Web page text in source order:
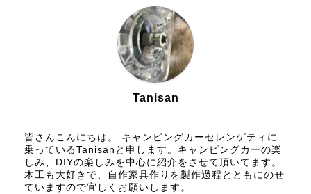
Tanisan
皆さんこんにちは。 キャンピングカーセレンゲティに
乗っているTanisanと申します。キャンピングカーの楽
しみ、DIYの楽しみを中心に紹介をさせて頂いてます。
木工も大好きで、自作家具作りを製作過程とともにのせ
ていますので宜しくお願いします。